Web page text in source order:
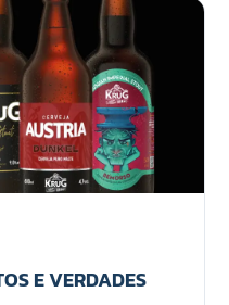
E VERDADES